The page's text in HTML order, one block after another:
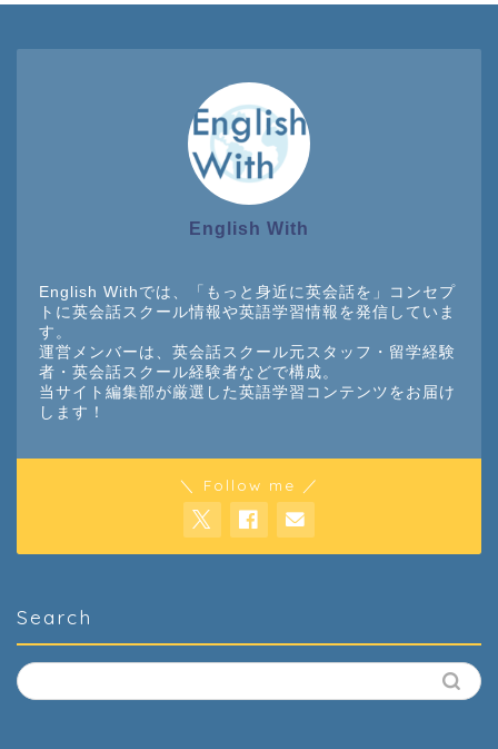
English With
English Withでは、「もっと身近に英会話を」コンセプ
トに英会話スクール情報や英語学習情報を発信していま
す。
運営メンバーは、英会話スクール元スタッフ・留学経験
者・英会話スクール経験者などで構成。
当サイト編集部が厳選した英語学習コンテンツをお届け
します！
＼ Follow me ／
Search